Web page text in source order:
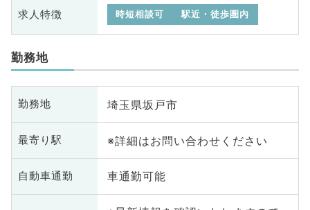
求人特徴 時短相談可 駅近・徒歩圏内
勤務地
勤務地 埼玉県坂戸市
最寄り駅 ※詳細はお問い合わせください
自動車通勤 車通勤可能